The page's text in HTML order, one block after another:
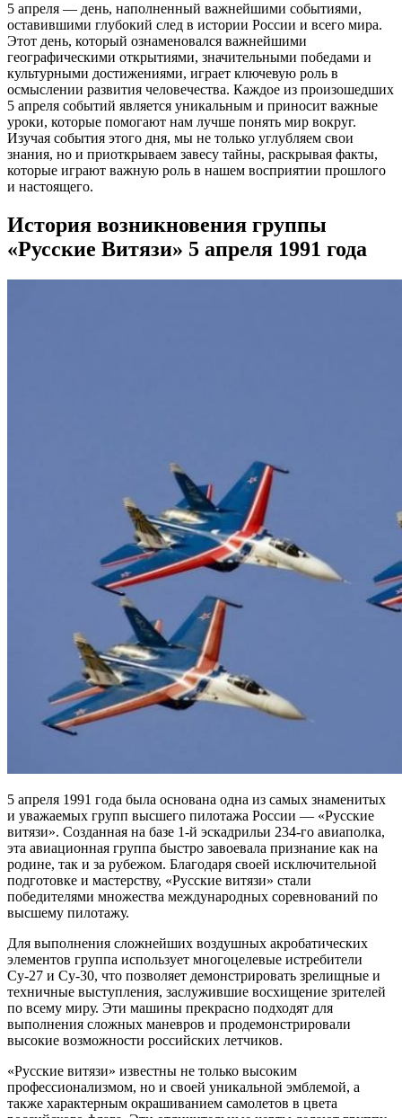
5 апреля — день, наполненный важнейшими событиями,
оставившими глубокий след в истории России и всего мира.
Этот день, который ознаменовался важнейшими
географическими открытиями, значительными победами и
культурными достижениями, играет ключевую роль в
осмыслении развития человечества. Каждое из произошедших
5 апреля событий является уникальным и приносит важные
уроки, которые помогают нам лучше понять мир вокруг.
Изучая события этого дня, мы не только углубляем свои
знания, но и приоткрываем завесу тайны, раскрывая факты,
которые играют важную роль в нашем восприятии прошлого
и настоящего.
История возникновения группы
«Русские Витязи» 5 апреля 1991 года
5 апреля 1991 года была основана одна из самых знаменитых
и уважаемых групп высшего пилотажа России — «Русские
витязи». Созданная на базе 1-й эскадрильи 234-го авиаполка,
эта авиационная группа быстро завоевала признание как на
родине, так и за рубежом. Благодаря своей исключительной
подготовке и мастерству, «Русские витязи» стали
победителями множества международных соревнований по
высшему пилотажу.
Для выполнения сложнейших воздушных акробатических
элементов группа использует многоцелевые истребители
Су-27 и Су-30, что позволяет демонстрировать зрелищные и
техничные выступления, заслужившие восхищение зрителей
по всему миру. Эти машины прекрасно подходят для
выполнения сложных маневров и продемонстрировали
высокие возможности российских летчиков.
«Русские витязи» известны не только высоким
профессионализмом, но и своей уникальной эмблемой, а
также характерным окрашиванием самолетов в цвета